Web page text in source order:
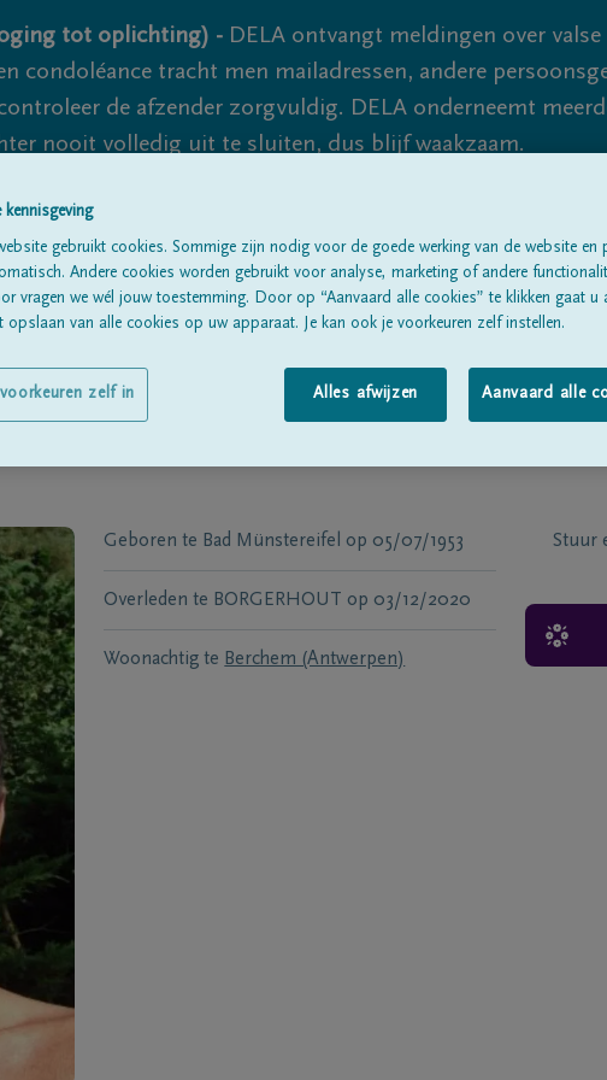
tot oplichting) - DELA ontvangt meldingen over
condoléance tracht men mailadressen, andere
de afzender zorgvuldig. DELA onderneemt
nooit volledig uit te sluiten, dus blijf waakzaam.
Alle rouwberichtenOver ons
Geboren te Bad Münstereifel op 05/07/1953
Overleden te BORGERHOUT op 03/12/2020
Woonachtig te Berchem (Antwerpen)
Stuur
kennisgeving
gebruikt cookies. Sommige zijn nodig voor de goede werking van de website en
Andere cookies worden gebruikt voor analyse, marketing of andere
vragen we wél jouw toestemming. Door op “Aanvaard alle cookies” te klikken gaat u
opslaan van alle cookies op uw apparaat. Je kan ook je voorkeuren zelf instellen.
Alles afwijzen Aanvaard alle
zelf in